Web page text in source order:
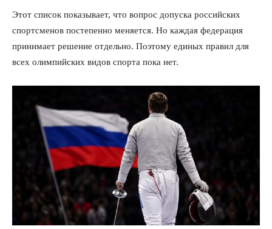
Этот список показывает, что вопрос допуска российских
спортсменов постепенно меняется. Но каждая федерация
принимает решение отдельно. Поэтому единых правил для
всех олимпийских видов спорта пока нет.